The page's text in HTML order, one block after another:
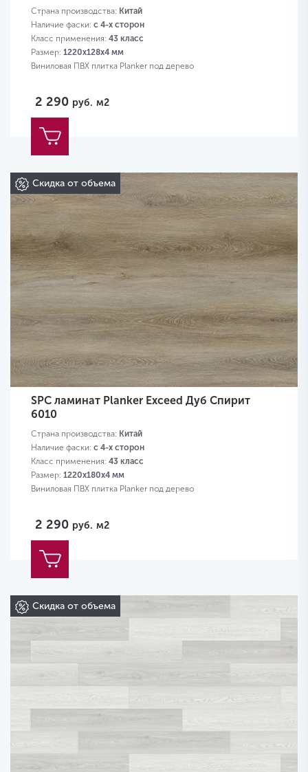
Страна производства: Китай
Наличие фаски: с 4-х сторон
Класс применения: 43 класс
Размер: 1220х128х4 мм
Виниловая ПВХ плитка Planker под дерево
2 290 руб. м2
Скидка от объема
SPC ламинат Planker Exceed Дуб Спирит
6010
Страна производства: Китай
Наличие фаски: с 4-х сторон
Класс применения: 43 класс
Размер: 1220х180х4 мм
Виниловая ПВХ плитка Planker под дерево
2 290 руб. м2
Скидка от объема